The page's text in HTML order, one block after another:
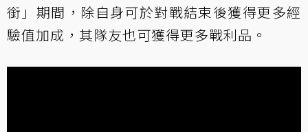
銜」期間，除自身可於對戰結束後獲得更多經
驗值加成，其隊友也可獲得更多戰利品。